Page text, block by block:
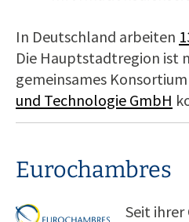
In Deutschland arbeiten
Die Hauptstadtregion ist
gemeinsames
und Technologie GmbH
Eurochambres
Seit ihrer